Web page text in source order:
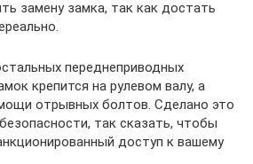
замену замка, так как достать
переднеприводных
крепится на рулевом валу, а
отрывных болтов. Сделано это
так сказать, чтобы
доступ к вашему